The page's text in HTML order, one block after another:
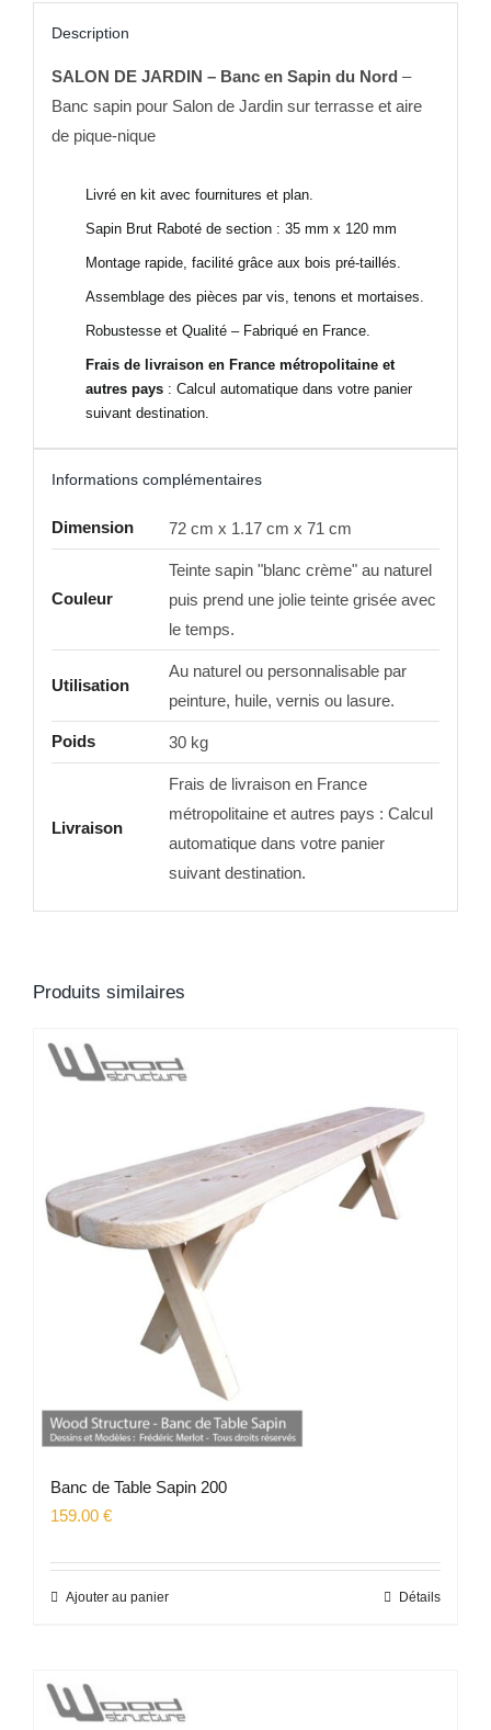
Description
SALON DE JARDIN – Banc en Sapin du Nord –
Banc sapin pour Salon de Jardin sur terrasse et aire
de pique-nique
Livré en kit avec fournitures et plan.
Sapin Brut Raboté de section : 35 mm x 120 mm
Montage rapide, facilité grâce aux bois pré-taillés.
Assemblage des pièces par vis, tenons et mortaises.
Robustesse et Qualité – Fabriqué en France.
Frais de livraison en France métropolitaine et
autres pays: Calcul automatique dans votre panier
suivant destination.
Informations complémentaires
Dimension 72 cm x 1.17 cm x 71 cm
Couleur
Teinte sapin "blanc crème" au naturel
puis prend une jolie teinte grisée avec
le temps.
Utilisation
Au naturel ou personnalisable par
peinture, huile, vernis ou lasure.
Poids 30 kg
Livraison
Frais de livraison en France
métropolitaine et autres pays : Calcul
automatique dans votre panier
suivant destination.
Produits similaires
Banc de Table Sapin 200
159.00 €
Ajouter au panier Détails